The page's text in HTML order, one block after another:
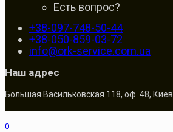
Есть вопрос?
+38-097-748-50-44
+38-050-859-03-72
info@ork-service.com.ua
Наш адрес
Большая Васильковская 118, оф. 48, Киев
0